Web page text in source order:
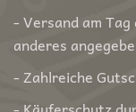
- Versand am
anderes
- Zahlreiche